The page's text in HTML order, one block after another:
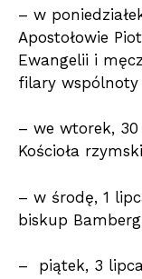
– w
Apostołowie
Ewangelii i
filary wspólnoty
– we wtorek, 30
Kościoła
– w środę, 1
biskup
– piątek, 3